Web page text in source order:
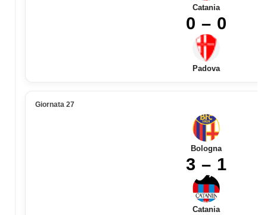
Catania
0 – 0
Padova
Giornata 27
Bologna
3 – 1
Catania